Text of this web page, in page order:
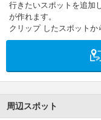
行きたいスポットを追加
が作れます。
クリップ したスポットか
周辺スポット